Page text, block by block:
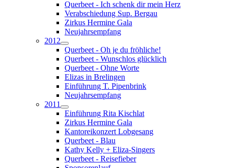
Querbeet - Ich schenk dir mein Herz
Verabschiedung Sup. Bergau
Zirkus Hermine Gala
Neujahrsempfang
2012
Querbeet - Oh je du fröhliche!
Querbeet - Wunschlos glücklich
Querbeet - Ohne Worte
Elizas in Brelingen
Einführung T. Pipenbrink
Neujahrsempfang
2011
Einführung Rita Kischlat
Zirkus Hermine Gala
Kantoreikonzert Lobgesang
Querbeet - Blau
Kathy Kelly + Eliza-Singers
Querbeet - Reisefieber